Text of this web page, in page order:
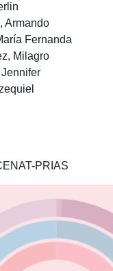
Armando
Fernanda
Milagro
PRIAS